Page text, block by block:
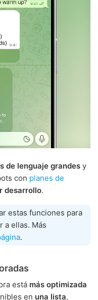
de lenguaje grandes y
con planes de
desarrollo.
estas funciones para
a ellas. Más
.
está más optimizada
en una lista,